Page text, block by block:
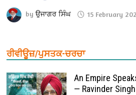
byਉਜਾਗਰ ਸਿੰਘ 15 February
ਰੀਵੀਊਜ਼/ਪੁਸਤਕ-ਚਰਚਾ
An Empire
— Ravinder